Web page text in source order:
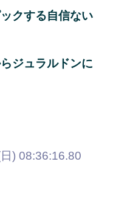
クする自信ない
ジュラルドンに
) 08:36:16.80